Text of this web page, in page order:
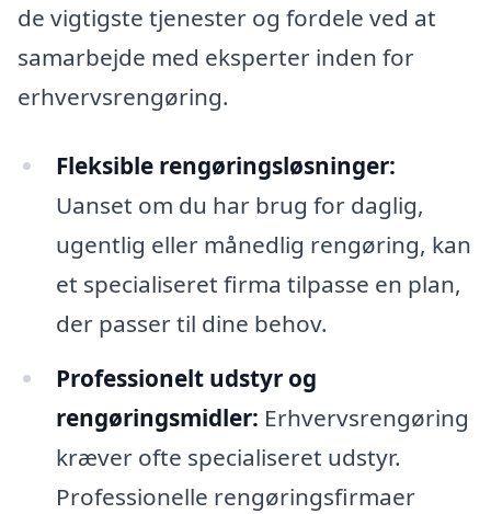
de vigtigste tjenester og fordele ved at
samarbejde med eksperter inden for
erhvervsrengøring.
Fleksible rengøringsløsninger:
Uanset om du har brug for daglig,
ugentlig eller månedlig rengøring, kan
et specialiseret firma tilpasse en plan,
der passer til dine behov.
Professionelt udstyr og
rengøringsmidler: Erhvervsrengøring
kræver ofte specialiseret udstyr.
Professionelle rengøringsfirmaer